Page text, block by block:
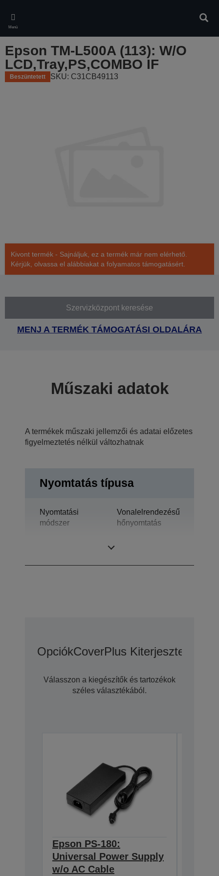
main
content
Menü
Epson TM-L500A (113): W/O
LCD,Tray,PS,COMBO IF
Beszüntetett SKU: C31CB49113
Kivont termék - Sajnáljuk, ez a termék már nem elérhető.
Kérjük, olvassa el alábbiakat a folyamatos támogatásért.
Szervizközpont keresése
MENJ A TERMÉK TÁMOGATÁSI OLDALÁRA
Műszaki adatok
A termékek műszaki jellemzői és adatai előzetes
figyelmeztetés nélkül változhatnak
Nyomtatás típusa
Nyomtatási
módszer
Vonalelrendezésű
hőnyomtatás
OpciókCoverPlus Kiterjesztett
Válasszon a kiegészítők és tartozékok
széles választékából.
Epson PS-180:
Universal Power Supply
w/o AC Cable